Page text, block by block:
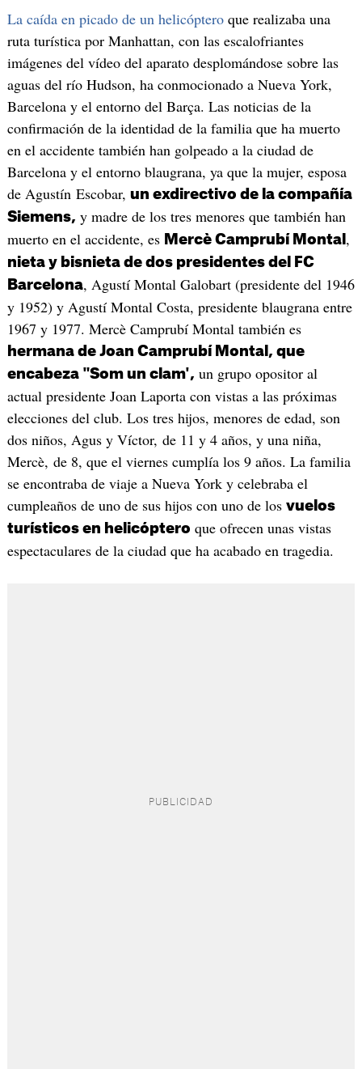
La caída en picado de un helicópteroque realizaba una
ruta turística por Manhattan, con las escalofriantes
imágenes del vídeo del aparato desplomándose sobre las
aguas del río Hudson, ha conmocionado a Nueva York,
Barcelona y el entorno del Barça. Las noticias de la
confirmación de la identidad de la familia que ha muerto
en el accidente también han golpeado a la ciudad de
Barcelona y el entorno blaugrana, ya que la mujer, esposa
de Agustín Escobar, un exdirectivo de la compañía
Siemens, y madre de los tres menores que también han
muerto en el accidente, es Mercè Camprubí Montal ,
nieta y bisnieta de dos presidentes del FC
Barcelona, Agustí Montal Galobart (presidente del 1946
y 1952) y Agustí Montal Costa, presidente blaugrana entre
1967 y 1977. Mercè Camprubí Montal también es
hermana de Joan Camprubí Montal, que
encabeza "Som un clam', un grupo opositor al
actual presidente Joan Laporta con vistas a las próximas
elecciones del club. Los tres hijos, menores de edad, son
dos niños, Agus y Víctor, de 11 y 4 años, y una niña,
Mercè, de 8, que el viernes cumplía los 9 años. La familia
se encontraba de viaje a Nueva York y celebraba el
cumpleaños de uno de sus hijos con uno de los vuelos
turísticos en helicóptero que ofrecen unas vistas
espectaculares de la ciudad que ha acabado en tragedia.